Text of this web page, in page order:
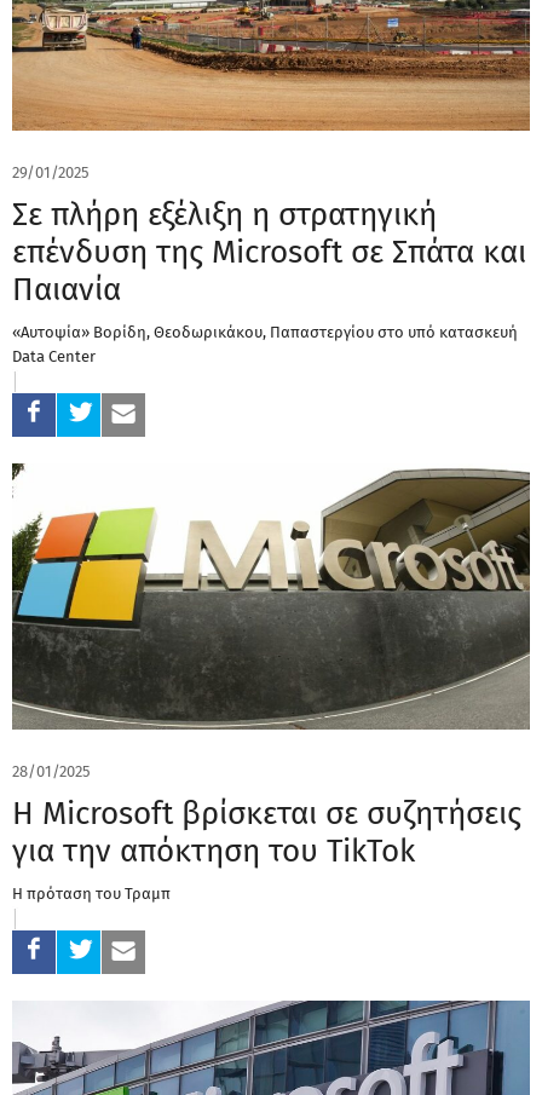
29/01/2025
Σε πλήρη εξέλιξη η στρατηγική
επένδυση της Microsoft σε Σπάτα και
Παιανία
«Αυτοψία» Βορίδη, Θεοδωρικάκου, Παπαστεργίου στο υπό κατασκευή
Data Center
28/01/2025
Η Microsoft βρίσκεται σε συζητήσεις
για την απόκτηση του TikTok
Η πρόταση του Τραμπ